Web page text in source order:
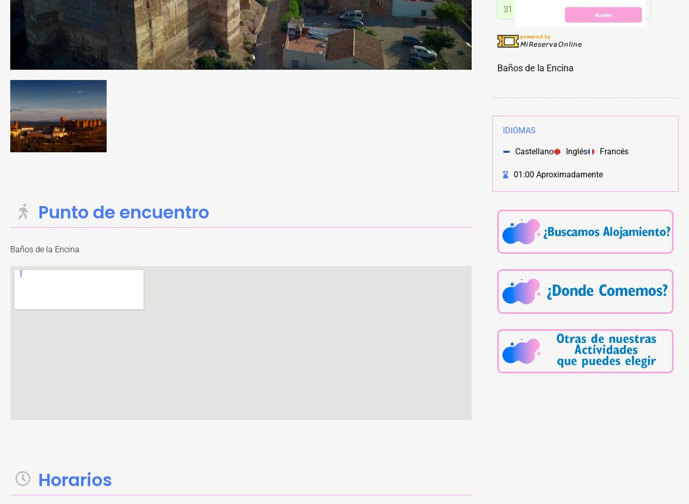
Punto de encuentro
Baños de la Encina
Horarios
Baños de la Encina
IDIOMAS
Castellano Inglés Francés
01:00 Aproximadamente